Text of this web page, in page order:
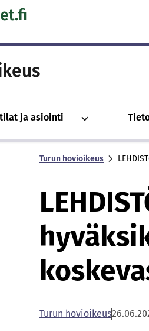
ja asiointi
Turun hovioikeus
Turun hovioikeus